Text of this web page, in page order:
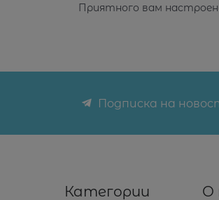
Приятного вам
Подписка на
Категории О